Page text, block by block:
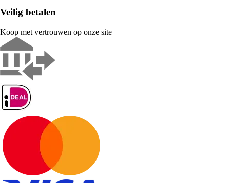
Veilig betalen
Koop met vertrouwen op onze site